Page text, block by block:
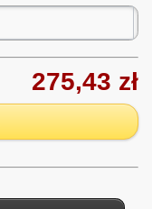
275,43 zł